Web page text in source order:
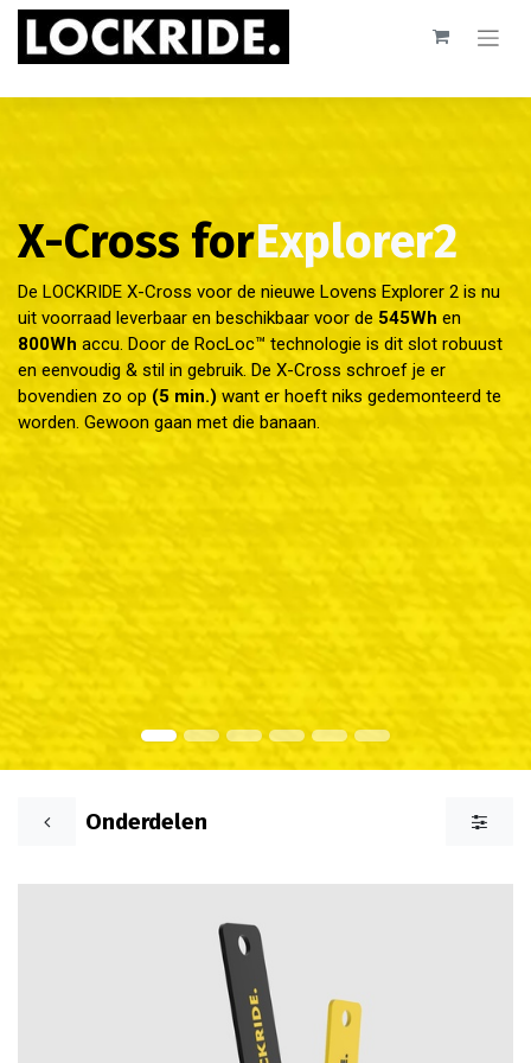
X-Cross forExplorer2
De LOCKRIDE X-Cross voor de nieuwe Lovens Explorer 2 is nu
uit voorraad leverbaar en beschikbaar voor de 545Wh en
800Wh accu. Door de RocLoc™ technologie is dit slot robuust
en eenvoudig & stil in gebruik. De X-Cross schroef je er
bovendien zo op (5 min.) want er hoeft niks gedemonteerd te
worden. Gewoon gaan met die banaan.
Onderdelen